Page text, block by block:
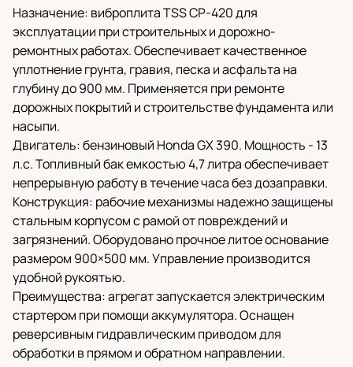
Назначение: виброплита TSS CP-420 для
эксплуатации при строительных и дорожно-
ремонтных работах. Обеспечивает качественное
уплотнение грунта, гравия, песка и асфальта на
глубину до 900 мм. Применяется при ремонте
дорожных покрытий и строительстве фундамента или
насыпи.
Двигатель: бензиновый Honda GX 390. Мощность - 13
л.с. Топливный бак емкостью 4,7 литра обеспечивает
непрерывную работу в течение часа без дозаправки.
Конструкция: рабочие механизмы надежно защищены
стальным корпусом с рамой от повреждений и
загрязнений. Оборудовано прочное литое основание
размером 900×500 мм. Управление производится
удобной рукоятью.
Преимущества: агрегат запускается электрическим
стартером при помощи аккумулятора. Оснащен
реверсивным гидравлическим приводом для
обработки в прямом и обратном направлении.